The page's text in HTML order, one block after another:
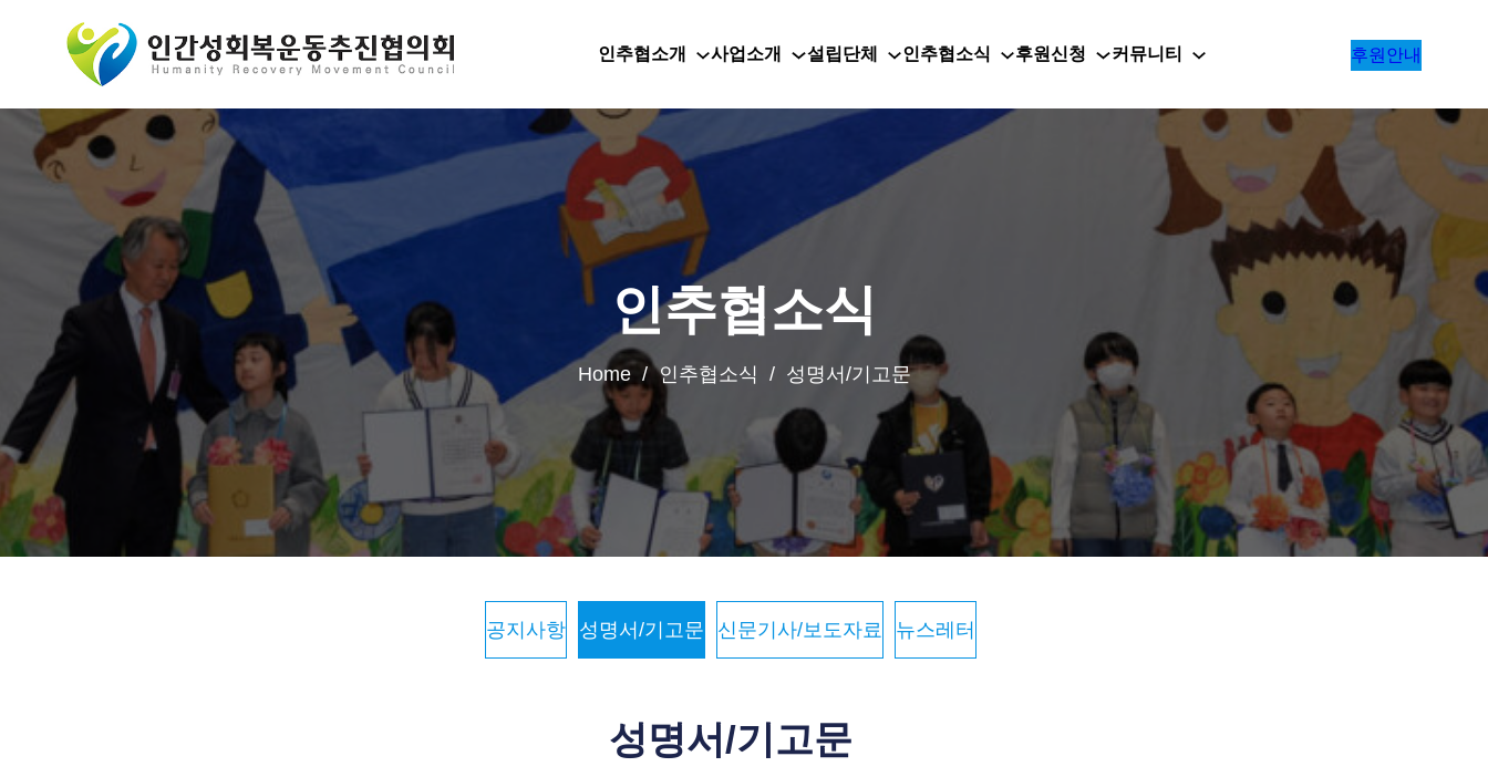
로
인추협소개 사업소개 설립단체 인추협소식 후원신청 커뮤니티 후원안내
인추협소식
Home / 인추협소식 / 성명서/기고문
공지사항 성명서/기고문 신문기사/보도자료 뉴스레터
성명서/기고문